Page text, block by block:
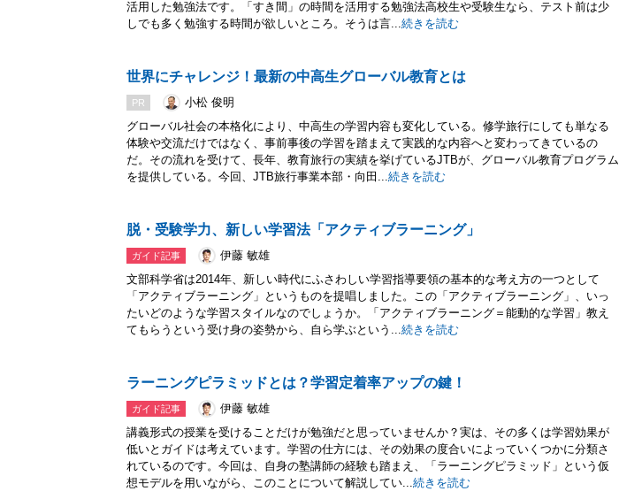
活用した勉強法です。「すき間」の時間を活用する勉強法高校生や受験生なら、テスト前は少
しでも多く勉強する時間が欲しいところ。そうは言...続きを読む
世界にチャレンジ！最新の中高生グローバル教育とは
PR
小松 俊明
グローバル社会の本格化により、中高生の学習内容も変化している。修学旅行にしても単なる
体験や交流だけではなく、事前事後の学習を踏まえて実践的な内容へと変わってきているの
だ。その流れを受けて、長年、教育旅行の実績を挙げているJTBが、グローバル教育プログラム
を提供している。今回、JTB旅行事業本部・向田...続きを読む
脱・受験学力、新しい学習法「アクティブラーニング」
ガイド記事
伊藤 敏雄
文部科学省は2014年、新しい時代にふさわしい学習指導要領の基本的な考え方の一つとして
「アクティブラーニング」というものを提唱しました。この「アクティブラーニング」、いっ
たいどのような学習スタイルなのでしょうか。「アクティブラーニング＝能動的な学習」教え
てもらうという受け身の姿勢から、自ら学ぶという...続きを読む
ラーニングピラミッドとは？学習定着率アップの鍵！
ガイド記事
伊藤 敏雄
講義形式の授業を受けることだけが勉強だと思っていませんか？実は、その多くは学習効果が
低いとガイドは考えています。学習の仕方には、その効果の度合いによっていくつかに分類さ
れているのです。今回は、自身の塾講師の経験も踏まえ、「ラーニングピラミッド」という仮
想モデルを用いながら、このことについて解説してい...続きを読む